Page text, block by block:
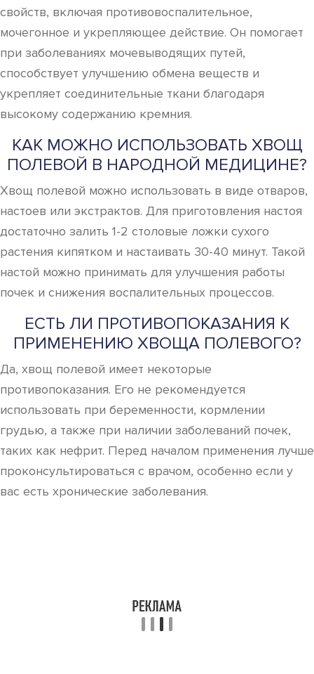
свойств, включая противовоспалительное,
мочегонное и укрепляющее действие. Он помогает
при заболеваниях мочевыводящих путей,
способствует улучшению обмена веществ и
укрепляет соединительные ткани благодаря
высокому содержанию кремния.
КАК МОЖНО ИСПОЛЬЗОВАТЬ ХВОЩ
ПОЛЕВОЙ В НАРОДНОЙ МЕДИЦИНЕ?
Хвощ полевой можно использовать в виде отваров,
настоев или экстрактов. Для приготовления настоя
достаточно залить 1-2 столовые ложки сухого
растения кипятком и настаивать 30-40 минут. Такой
настой можно принимать для улучшения работы
почек и снижения воспалительных процессов.
ЕСТЬ ЛИ ПРОТИВОПОКАЗАНИЯ К
ПРИМЕНЕНИЮ ХВОЩА ПОЛЕВОГО?
Да, хвощ полевой имеет некоторые
противопоказания. Его не рекомендуется
использовать при беременности, кормлении
грудью, а также при наличии заболеваний почек,
таких как нефрит. Перед началом применения лучше
проконсультироваться с врачом, особенно если у
вас есть хронические заболевания.